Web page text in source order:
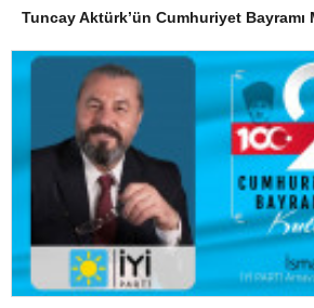
Tuncay Aktürk’ün Cumhuriyet Bayramı